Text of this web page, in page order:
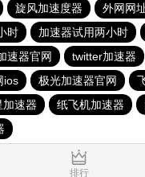
旋风加速度器 外网网
时 加速器试用两小时
速器官网 twitter加速器
ios 极光加速器官网
加速器 纸飞机加速器
排行